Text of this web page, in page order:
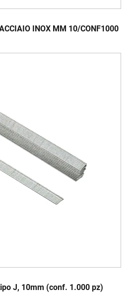
INOX MM 10/CONF1000
J, 10mm (conf. 1.000 pz)